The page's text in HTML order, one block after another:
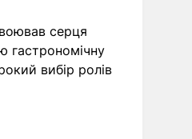
серця
гастрономічну
вибір ролів